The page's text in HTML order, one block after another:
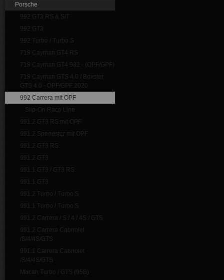
Porsche
992 GT3 RS & S/T
992 GT3
992 Turbo / Turbo S
718 Cayman GT4 RS
718 Cayman GT4 982 - (OPF/GPF)
718 Cayman GTS 4.0 / Boxster
GTS 4.0 - OPF/GPF 2020
992 Carrera mit OPF
Slip-On Race Line
991.2 GT3 RS mit OPF
991.2 Speedster mit OPF
991.2 GT3 RS
991.2 GT3
991.1 GT3 / GT3 RS
991.1 GT3
991.2 Turbo / Turbo S
991.1 Turbo / Turbo S
991.2 Carrera / S / 4 / 4S / GTS
991.2 Carrera Cabriolet
/S/4/4S/GTS
991.1 Carrera Cabriolet
/S/4/4S/GTS
Macan Turbo / GTS (95B)